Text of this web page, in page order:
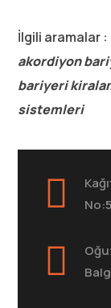
İlgili aramalar :
akordiyon
bariyeri
sistemleri